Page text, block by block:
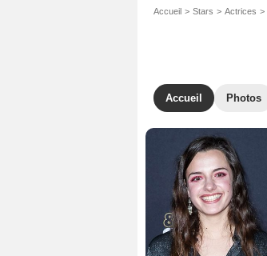
Accueil Stars Actrices
Accueil Photos